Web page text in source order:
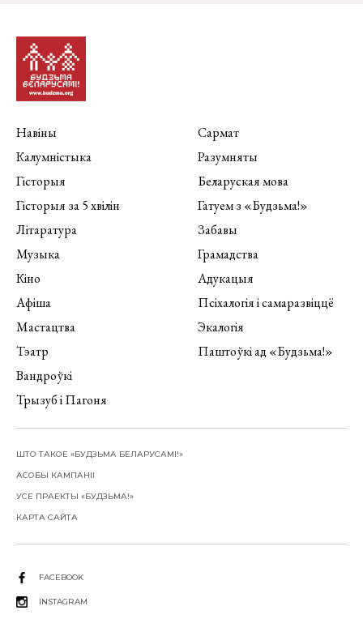
Навіны
Калумністыка
Гісторыя
Гісторыя за 5 хвілін
Літаратура
Музыка
Кіно
Афіша
Мастацтва
Тэатр
Вандроўкі
Трызуб і Пагоня
Сармат
Разумняты
Беларуская мова
Гатуем з «Будзьма!»
Забавы
Грамадства
Адукацыя
Псіхалогія і самаразвіццё
Экалогія
Паштоўкі ад «Будзьма!»
ШТО ТАКОЕ «БУДЗЬМА БЕЛАРУСАМІ!»
АСОБЫ КАМПАНІІ
УСЕ ПРАЕКТЫ «БУДЗЬМА!»
КАРТА САЙТА
FACEBOOK
INSTAGRAM